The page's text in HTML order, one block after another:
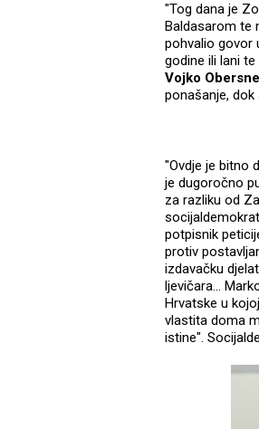
"Tog dana je
Baldasarom te
pohvalio govor
godine ili lani
Vojko
ponašanje,
"Ovdje je bitno
je dugoročno
za razliku od
potpisnik
protiv
izdavačku
ljevičara...
Hrvatske u
vlastita doma
istine".